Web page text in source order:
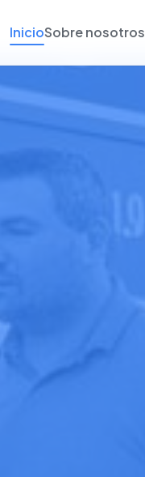
InicioSobre nosotros